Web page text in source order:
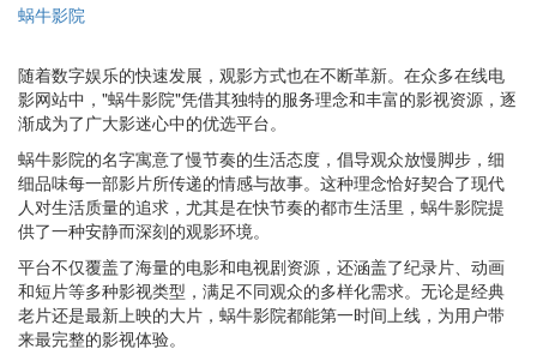
蜗牛影院
随着数字娱乐的快速发展，观影方式也在不断革新。在众多在线电
影网站中，"蜗牛影院"凭借其独特的服务理念和丰富的影视资源，逐
渐成为了广大影迷心中的优选平台。
蜗牛影院的名字寓意了慢节奏的生活态度，倡导观众放慢脚步，细
细品味每一部影片所传递的情感与故事。这种理念恰好契合了现代
人对生活质量的追求，尤其是在快节奏的都市生活里，蜗牛影院提
供了一种安静而深刻的观影环境。
平台不仅覆盖了海量的电影和电视剧资源，还涵盖了纪录片、动画
和短片等多种影视类型，满足不同观众的多样化需求。无论是经典
老片还是最新上映的大片，蜗牛影院都能第一时间上线，为用户带
来最完整的影视体验。